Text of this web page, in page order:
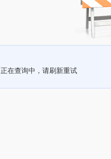
正在查询中，请刷新重试